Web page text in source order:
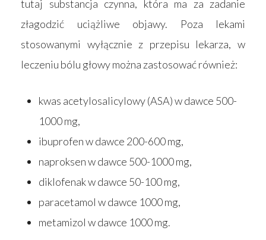
tutaj substancja czynna, która ma za zadanie
złagodzić uciążliwe objawy. Poza lekami
stosowanymi wyłącznie z przepisu lekarza, w
leczeniu bólu głowy można zastosować również:
kwas acetylosalicylowy (ASA) w dawce 500-
1000 mg,
ibuprofen w dawce 200-600 mg,
naproksen w dawce 500-1000 mg,
diklofenak w dawce 50-100 mg,
paracetamol w dawce 1000 mg,
metamizol w dawce 1000 mg.